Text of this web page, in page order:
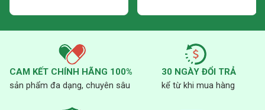
CAM KẾT CHÍNH HÃNG 100%
sản phẩm đa dạng, chuyên sâu
30 NGÀY ĐỔI TRẢ
kể từ khi mua hàng